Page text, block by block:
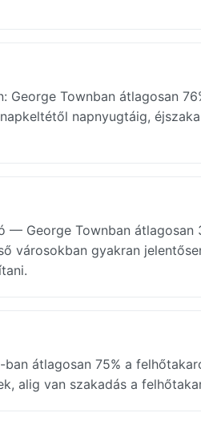
Townban átlagosan
napnyugtáig,
— George Townban átlagosan
városokban gyakran
átlagosan 75% a
alig van szakadás a